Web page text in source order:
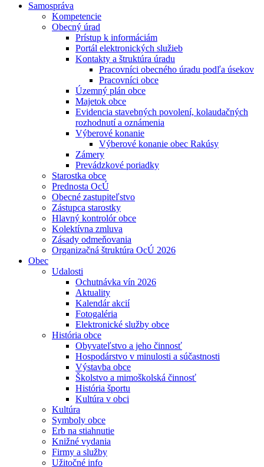
Samospráva
Kompetencie
Obecný úrad
Prístup k informáciám
Portál elektronických služieb
Kontakty a štruktúra úradu
Pracovníci obecného úradu podľa úsekov
Pracovníci obce
Územný plán obce
Majetok obce
Evidencia stavebných povolení, kolaudačných
rozhodnutí a oznámenia
Výberové konanie
Výberové konanie obec Rakúsy
Zámery
Prevádzkové poriadky
Starostka obce
Prednosta OcÚ
Obecné zastupiteľstvo
Zástupca starostky
Hlavný kontrolór obce
Kolektívna zmluva
Zásady odmeňovania
Organizačná štruktúra OcÚ 2026
Obec
Udalosti
Ochutnávka vín 2026
Aktuality
Kalendár akcií
Fotogaléria
Elektronické služby obce
História obce
Obyvateľstvo a jeho činnosť
Hospodárstvo v minulosti a súčastnosti
Výstavba obce
Školstvo a mimoškolská činnosť
História športu
Kultúra v obci
Kultúra
Symboly obce
Erb na stiahnutie
Knižné vydania
Firmy a služby
Užitočné info